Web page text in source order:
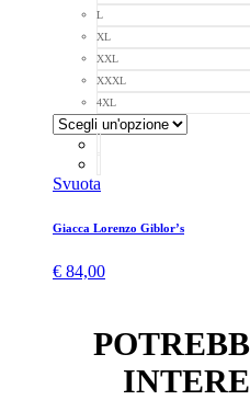
L
XL
XXL
XXXL
4XL
Svuota
Giacca Lorenzo Giblor’s
€ 84,00